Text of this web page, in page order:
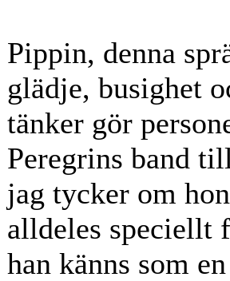
Pippin, denna
glädje, busighet
tänker gör
Peregrins band
jag tycker om
alldeles speciellt
han känns som